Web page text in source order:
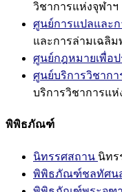
วิชาการแห่งจุฬาฯ
ศูนย์การแปลและก
และการล่ามเฉลิม
ศูนย์กฎหมายเพื่อ
ศูนย์บริการวิชาก
บริการวิชาการแ
พิพิธภัณฑ์
นิทรรศสถาน นิทร
พิพิธภัณฑ์ชลทัศน